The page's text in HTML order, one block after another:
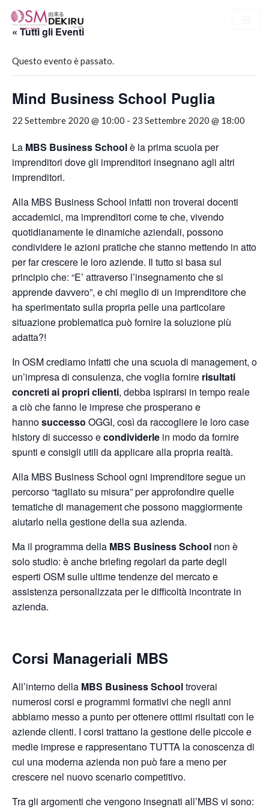
Vai
contenuto
« Tutti gli Eventi
Questo evento è passato.
Mind Business School Puglia
22 Settembre 2020 @ 10:00 - 23 Settembre 2020 @ 18:00
La MBS Business Schoolè la prima scuola per
imprenditori dove gli imprenditori insegnano agli altri
imprenditori.
Alla MBS Business School infatti non troverai docenti
accademici, ma imprenditori come te che, vivendo
quotidianamente le dinamiche aziendali, possono
condividere le azioni pratiche che stanno mettendo in atto
per far crescere le loro aziende. Il tutto si basa sul
principio che: “E’ attraverso l’insegnamento che si
apprende davvero”, e chi meglio di un imprenditore che
ha sperimentato sulla propria pelle una particolare
situazione problematica può fornire la soluzione più
adatta?!
In OSM crediamo infatti che una scuola di management, o
un’impresa di consulenza, che voglia fornire risultati
concreti ai propri clienti, debba ispirarsi in tempo reale
a ciò che fanno le imprese che prosperano e
hannosuccesso OGGI, così da raccogliere le loro case
history di successo econdividerle in modo da fornire
spunti e consigli utili da applicare alla propria realtà.
Alla MBS Business School ogni imprenditore segue un
percorso “tagliato su misura” per approfondire quelle
tematiche di management che possono maggiormente
aiutarlo nella gestione della sua azienda.
Ma il programma della MBS Business School non è
solo studio: è anche briefing regolari da parte degli
esperti OSM sulle ultime tendenze del mercato e
assistenza personalizzata per le difficoltà incontrate in
azienda.
Corsi Manageriali MBS
All’interno della MBS Business Schooltroverai
numerosi corsi e programmi formativi che negli anni
abbiamo messo a punto per ottenere ottimi risultati con le
aziende clienti. I corsi trattano la gestione delle piccole e
medie imprese e rappresentano TUTTA la conoscenza di
cui una moderna azienda non può fare a meno per
crescere nel nuovo scenario competitivo.
Tra gli argomenti che vengono insegnati all’MBS vi sono: